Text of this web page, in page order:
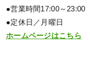
●営業時間17:00～23:00
●定休日／月曜日
ホームページはこちら